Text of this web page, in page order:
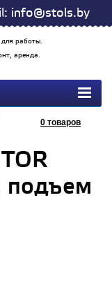
info@stols.by
работы.
аренда.
0 товаров
подъем